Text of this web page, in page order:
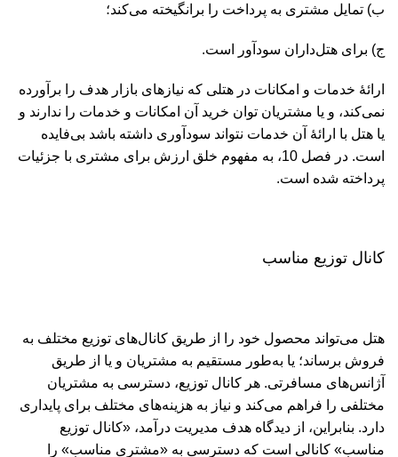
ب) تمایل مشتری به پرداخت را برانگیخته می‌کند؛
ج) برای هتل‌داران سودآور است.
ارائۀ خدمات و امکانات در هتلی که نیازهای بازار هدف را برآورده
نمی‌کند، و یا مشتریان توان خرید آن امکانات و خدمات را ندارند و
یا هتل با ارائۀ آن خدمات نتواند سودآوری داشته باشد بی‌فایده
است. در فصل 10، به مفهوم خلق ارزش برای مشتری با جزئیات
پرداخته شده است.
کانال توزیع مناسب
هتل می‌تواند محصول خود را از طریق کانال‌های توزیع مختلف به
فروش برساند؛ یا به‌طور مستقیم به مشتریان و یا از طریق
آژانس‌های مسافرتی. هر کانال توزیع، دسترسی به مشتریان
مختلفی را فراهم می‌کند و نیاز به هزینه‌های مختلف برای پایداری
دارد. بنابراین، از دیدگاه هدف مدیریت درآمد، «کانال توزیع
مناسب» کانالی است که دسترسی به «مشتری مناسب» را